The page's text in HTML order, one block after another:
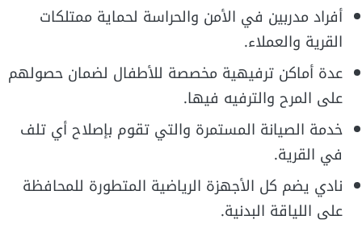
أفراد مدربين في الأمن والحراسة لحماية ممتلكات
القرية والعملاء.
عدة أماكن ترفيهية مخصصة للأطفال لضمان حصولهم
على المرح والترفيه فيها.
خدمة الصيانة المستمرة والتي تقوم بإصلاح أي تلف
في القرية.
نادي يضم كل الأجهزة الرياضية المتطورة للمحافظة
على اللياقة البدنية.